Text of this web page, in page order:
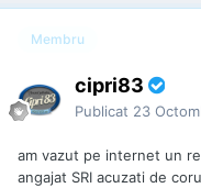
Membru
cipri83
Publicat 23
am vazut pe internet un
angajat SRI acuzati de